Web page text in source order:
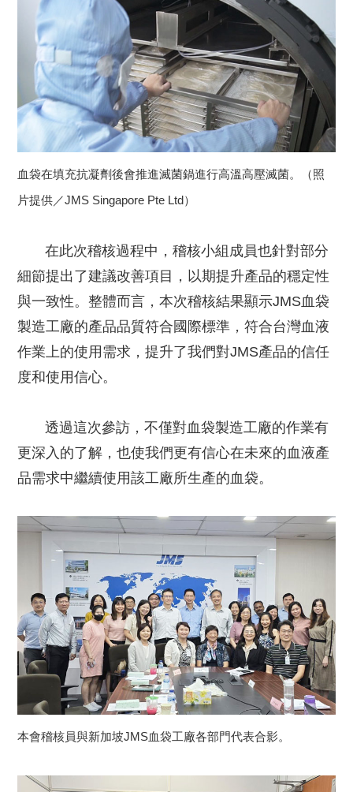
血袋在填充抗凝劑後會推進滅菌鍋進行高溫高壓滅菌。（照
片提供／JMS Singapore Pte Ltd）
在此次稽核過程中，稽核小組成員也針對部分
細節提出了建議改善項目，以期提升產品的穩定性
與一致性。整體而言，本次稽核結果顯示JMS血袋
製造工廠的產品品質符合國際標準，符合台灣血液
作業上的使用需求，提升了我們對JMS產品的信任
度和使用信心。
透過這次參訪，不僅對血袋製造工廠的作業有
更深入的了解，也使我們更有信心在未來的血液產
品需求中繼續使用該工廠所生產的血袋。
本會稽核員與新加坡JMS血袋工廠各部門代表合影。